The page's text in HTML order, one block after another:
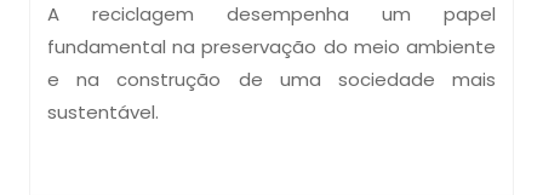
A reciclagem desempenha um papel
fundamental na preservação do meio ambiente
e na construção de uma sociedade mais
sustentável.